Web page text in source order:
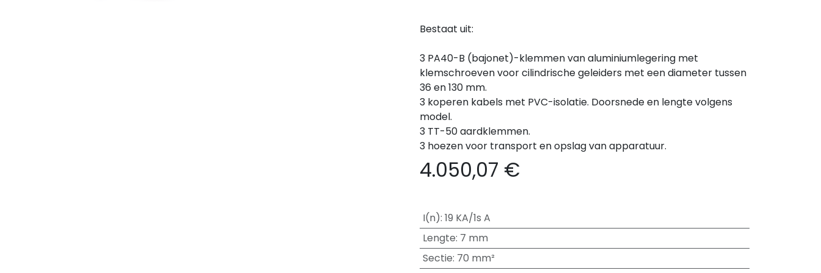
Bestaat uit:
3 PA40-B (bajonet)-klemmen van aluminiumlegering met
klemschroeven voor cilindrische geleiders met een diameter tussen
36 en 130 mm.
3 koperen kabels met PVC-isolatie. Doorsnede en lengte volgens
model.
3 TT-50 aardklemmen.
3 hoezen voor transport en opslag van apparatuur.
4.050,07 €
I(n): 19 KA/1s A
Lengte: 7 mm
Sectie: 70 mm²